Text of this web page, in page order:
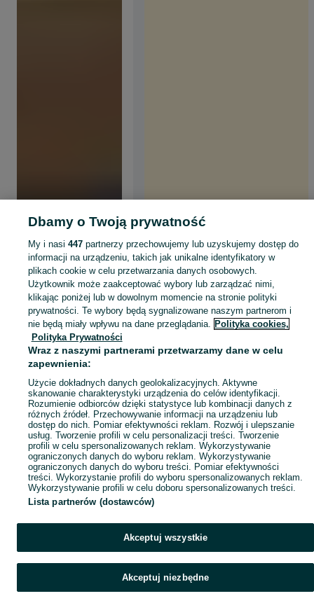
Dbamy o Twoją prywatność
My i nasi 447partnerzy przechowujemy lub uzyskujemy dostęp do
informacji na urządzeniu, takich jak unikalne identyfikatory w
plikach cookie w celu przetwarzania danych osobowych.
Użytkownik może zaakceptować wybory lub zarządzać nimi,
klikając poniżej lub w dowolnym momencie na stronie polityki
prywatności. Te wybory będą sygnalizowane naszym partnerom i
nie będą miały wpływu na dane przeglądania. Polityka cookies,
Polityka Prywatności
Wraz z naszymi partnerami przetwarzamy dane w celu
zapewnienia:
Użycie dokładnych danych geolokalizacyjnych. Aktywne
skanowanie charakterystyki urządzenia do celów identyfikacji.
Rozumienie odbiorców dzięki statystyce lub kombinacji danych z
różnych źródeł. Przechowywanie informacji na urządzeniu lub
dostęp do nich. Pomiar efektywności reklam. Rozwój i ulepszanie
usług. Tworzenie profili w celu personalizacji treści. Tworzenie
profili w celu spersonalizowanych reklam. Wykorzystywanie
ograniczonych danych do wyboru reklam. Wykorzystywanie
ograniczonych danych do wyboru treści. Pomiar efektywności
treści. Wykorzystanie profili do wyboru spersonalizowanych reklam.
Wykorzystywanie profili w celu doboru spersonalizowanych treści.
Lista partnerów (dostawców)
Akceptuj wszystkie
Akceptuj niezbędne